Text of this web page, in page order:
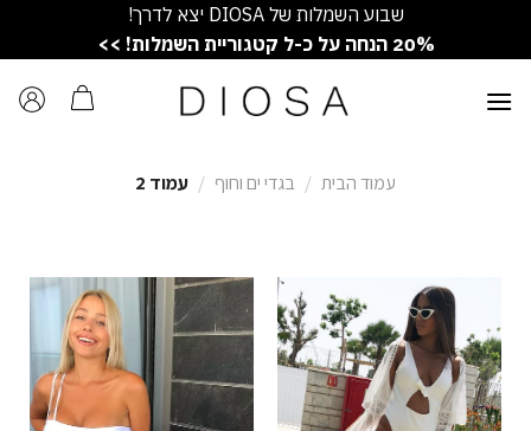
שבוע השמלות של DIOSA יצא לדרך!
20% הנחה על כ-ל קטגוריית השמלות! >>
עמוד הבית / בגדי ים וחוף / עמוד 2